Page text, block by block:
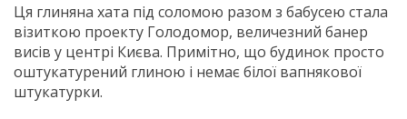
Ця глиняна хата під соломою разом з бабусею стала
візиткою проекту Голодомор, величезний банер
висів у центрі Києва. Примітно, що будинок просто
оштукатурений глиною і немає білої вапнякової
штукатурки.